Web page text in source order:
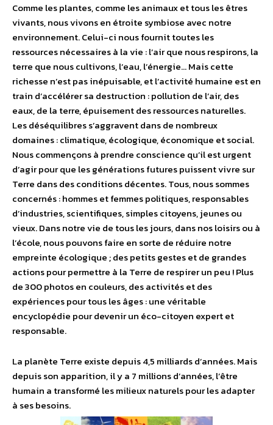
Comme les plantes, comme les animaux et tous les êtres
vivants, nous vivons en étroite symbiose avec notre
environnement. Celui-ci nous fournit toutes les
ressources nécessaires à la vie : l’air que nous respirons, la
terre que nous cultivons, l’eau, l’énergie… Mais cette
richesse n’est pas inépuisable, et l’activité humaine est en
train d’accélérer sa destruction : pollution de l’air, des
eaux, de la terre, épuisement des ressources naturelles.
Les déséquilibres s’aggravent dans de nombreux
domaines : climatique, écologique, économique et social.
Nous commençons à prendre conscience qu’il est urgent
d’agir pour que les générations futures puissent vivre sur
Terre dans des conditions décentes. Tous, nous sommes
concernés : hommes et femmes politiques, responsables
d’industries, scientifiques, simples citoyens, jeunes ou
vieux. Dans notre vie de tous les jours, dans nos loisirs ou à
l’école, nous pouvons faire en sorte de réduire notre
empreinte écologique ; des petits gestes et de grandes
actions pour permettre à la Terre de respirer un peu ! Plus
de 300 photos en couleurs, des activités et des
expériences pour tous les âges : une véritable
encyclopédie pour devenir un éco-citoyen expert et
responsable.
La planète Terre existe depuis 4,5 milliards d’années. Mais
depuis son apparition, il y a 7 millions d’années, l’être
humain a transformé les milieux naturels pour les adapter
à ses besoins.